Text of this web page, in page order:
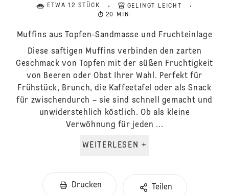
ETWA 12 STÜCK
GELINGT LEICHT
20 MIN.
Muffins aus Topfen-Sandmasse und Fruchteinlage
Diese saftigen Muffins verbinden den zarten
Geschmack von Topfen mit der süßen Fruchtigkeit
von Beeren oder Obst Ihrer Wahl. Perfekt für
Frühstück, Brunch, die Kaffeetafel oder als Snack
für zwischendurch – sie sind schnell gemacht und
unwiderstehlich köstlich. Ob als kleine
Verwöhnung für jeden ...
WEITERLESEN +
Drucken Teilen